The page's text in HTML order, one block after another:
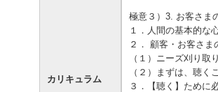
カリキュラム
極意３）3. お客さま
１．人間の基本的な
２． 顧客・お客さ
（１）ニーズ刈り
（２）まずは、聴く
３．【聴く】ために